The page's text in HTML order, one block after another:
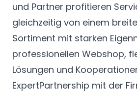
und Partner profitieren
gleichzeitig von einem
Sortiment mit starken
professionellen Webshop,
Lösungen und
ExpertPartnership mit der